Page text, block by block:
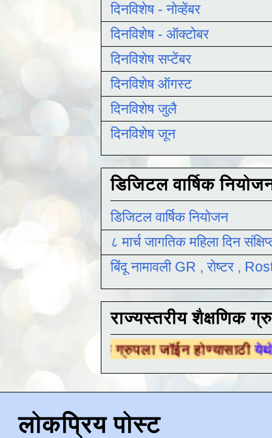
दिनविशेष - नोव्हेंबर
दिनविशेष - ऑक्टोबर
दिनविशेष सप्टेंबर
दिनविशेष ऑगस्ट
दिनविशेष जुलै
दिनविशेष जून
डिजिटल वार्षिक
डिजिटल वार्षिक नियोजन
८ मार्च जागतिक महिला दिन
बिंदू नामावली GR , रोष्टर ,
राज्यस्तरीय शैक्षणिक
ग्रुपला जॉईन होण्यासाठीयेथे क्लिक करा .
लोकप्रिय पोस्ट